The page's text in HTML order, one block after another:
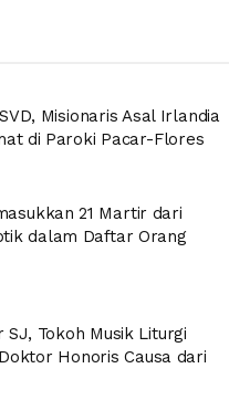
Misionaris Asal Irlandia
di Paroki Pacar-Flores
21 Martir dari
dalam Daftar Orang
Tokoh Musik Liturgi
Honoris Causa dari